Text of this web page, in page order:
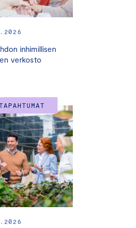
Nina Rahkola
ja ilmastoministeri
suuntaviivat ja
vihreän kehityksen ohjelma -
komission pääsihteeristö
ja teollisuuspolitiikka uuden
inhimillisen
verkosto